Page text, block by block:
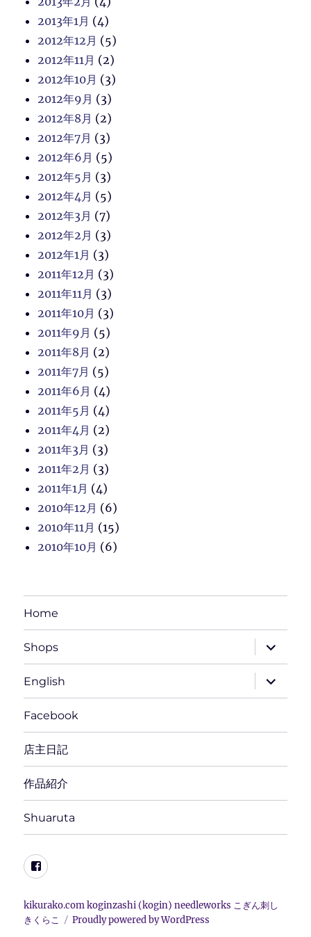
2013年1月 (4)
2012年12月 (5)
2012年11月 (2)
2012年10月 (3)
2012年9月 (3)
2012年8月 (2)
2012年7月 (3)
2012年6月 (5)
2012年5月 (3)
2012年4月 (5)
2012年3月 (7)
2012年2月 (3)
2012年1月 (3)
2011年12月 (3)
2011年11月 (3)
2011年10月 (3)
2011年9月 (5)
2011年8月 (2)
2011年7月 (5)
2011年6月 (4)
2011年5月 (4)
2011年4月 (2)
2011年3月 (3)
2011年2月 (3)
2011年1月 (4)
2010年12月 (6)
2010年11月 (15)
2010年10月 (6)
Home
Shops
ブ
メ
ニ
ュ
ー
開
English
ブ
メ
ー
開
Facebook
店主日記
作品紹介
Shuaruta
Facebook
kikurako.com koginzashi (kogin) needleworks こぎん刺し
きくらこ
Proudly powered by WordPress